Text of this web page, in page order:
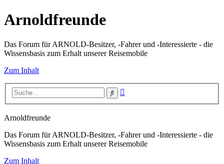
Arnoldfreunde
Das Forum für ARNOLD-Besitzer, -Fahrer und -Interessierte - die
Wissensbasis zum Erhalt unserer Reisemobile
Zum Inhalt
Suche
Arnoldfreunde
Das Forum für ARNOLD-Besitzer, -Fahrer und -Interessierte - die
Wissensbasis zum Erhalt unserer Reisemobile
Zum Inhalt